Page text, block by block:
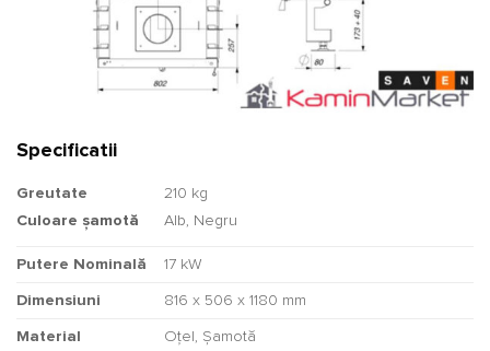
Specificatii
Greutate
Culoare șamotă
210 kg
Alb, Negru
Putere Nominală 17 kW
Dimensiuni 816 x 506 x 1180 mm
Material Oțel, Șamotă